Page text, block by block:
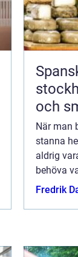
stockholm
och
När man
stanna
aldrig
behöva
första
Fredrik